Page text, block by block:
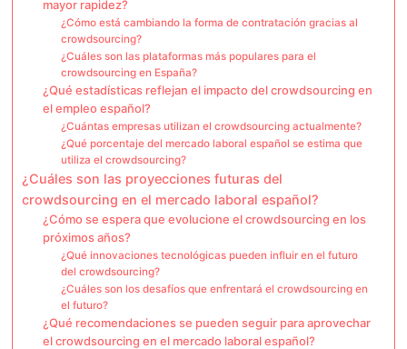
mayor rapidez?
¿Cómo está cambiando la forma de contratación gracias al
crowdsourcing?
¿Cuáles son las plataformas más populares para el
crowdsourcing en España?
¿Qué estadísticas reflejan el impacto del crowdsourcing en
el empleo español?
¿Cuántas empresas utilizan el crowdsourcing actualmente?
¿Qué porcentaje del mercado laboral español se estima que
utiliza el crowdsourcing?
¿Cuáles son las proyecciones futuras del
crowdsourcing en el mercado laboral español?
¿Cómo se espera que evolucione el crowdsourcing en los
próximos años?
¿Qué innovaciones tecnológicas pueden influir en el futuro
del crowdsourcing?
¿Cuáles son los desafíos que enfrentará el crowdsourcing en
el futuro?
¿Qué recomendaciones se pueden seguir para aprovechar
el crowdsourcing en el mercado laboral español?